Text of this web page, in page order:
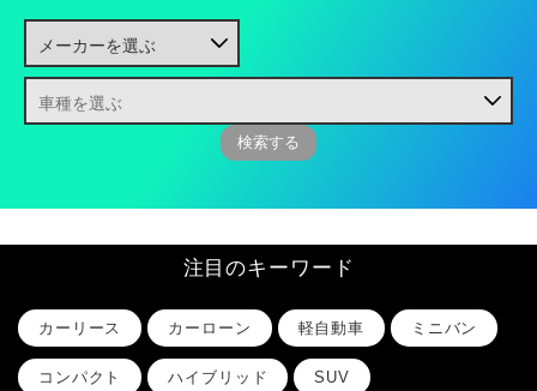
注目のキーワード
カーリース カーローン 軽自動車 ミニバン
コンパクト ハイブリッド SUV